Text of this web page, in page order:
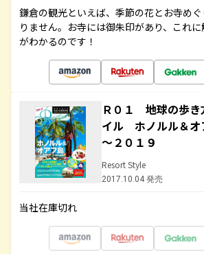
鎌倉の観光といえば、季節の花とお寺め
りません。お寺には御朱印があり、これ
がわかるのです！
Ｒ０１ 地球の歩
イル ホノルル＆
～２０１９
Resort Style
2017.10.04 発売
当社在庫切れ